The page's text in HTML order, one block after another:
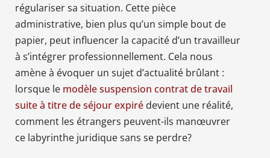
régulariser sa situation. Cette pièce
administrative, bien plus qu’un simple bout de
papier, peut influencer la capacité d’un travailleur
à s’intégrer professionnellement. Cela nous
amène à évoquer un sujet d’actualité brûlant :
lorsque le modèle suspension contrat de travail
suite à titre de séjour expiré devient une réalité,
comment les étrangers peuvent-ils manœuvrer
ce labyrinthe juridique sans se perdre?